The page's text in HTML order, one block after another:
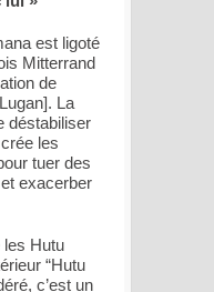
est ligoté
Mitterrand
de
La
déstabiliser
les
tuer des
exacerber
les Hutu
“Hutu
c’est un